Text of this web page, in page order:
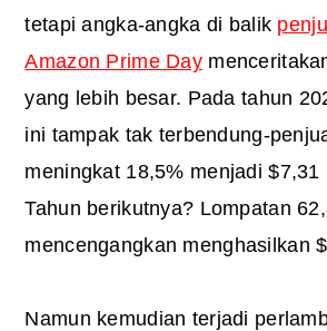
tetapi angka-angka di balik
Amazon Prime Day
yang lebih besar. Pada tahun
ini tampak tak terbendung-
meningkat 18,5% menjadi $7,31
Tahun berikutnya? Lompatan
mencengangkan menghasilkan
Namun kemudian terjadi